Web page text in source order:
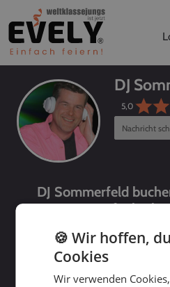
DJ
5,0
Nachricht
DJ Sommerfeld
🍪 Wir hoffen,
Cookies
Wir verwenden